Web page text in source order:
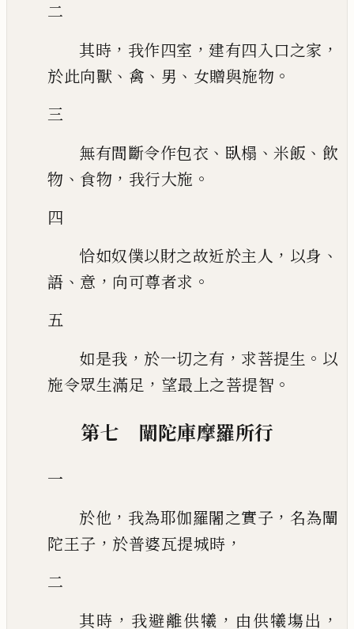
二
其時 ， 我作四室 ， 建有四入口之家 ，
於此向獸 、 禽 、 男 、 女贈與施物 。
三
無有間斷令作包衣 、 臥榻 、 米飯 、 飲
物 、 食物 ， 我行大施 。
四
恰如奴僕以財之故近於主人 ， 以身 、
語 、 意 ， 向可尊者求 。
五
如是我 ， 於一切之有 ， 求菩提生 。 以
施令眾生滿足 ， 望最上之菩提智 。
第七 闡陀庫摩羅所行
一
於他 ， 我為耶伽羅闍之實子 ， 名為闡
陀王子 ， 於普婆瓦提城時 ，
二
其時 ， 我避離供犧 ， 由供犧塲出 ，